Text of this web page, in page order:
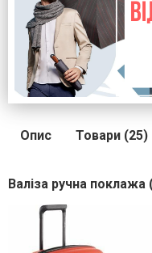
Опис Товари (25)
Валіза ручна